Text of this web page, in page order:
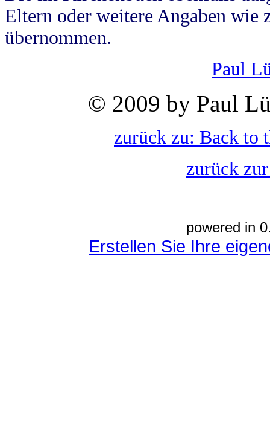
Eltern oder weitere Angaben wie
übernommen.
Paul
© 2009 by Paul
zurück zu: Back to
zurück
powered in
Erstellen Sie Ihre